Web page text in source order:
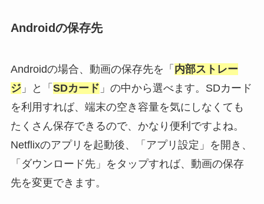
Androidの保存先
Androidの場合、動画の保存先を「 内部ストレー
ジ」と「 SDカード 」の中から選べます。SDカード
を利用すれば、端末の空き容量を気にしなくても
たくさん保存できるので、かなり便利ですよね。
Netflixのアプリを起動後、「アプリ設定」を開き、
「ダウンロード先」をタップすれば、動画の保存
先を変更できます。